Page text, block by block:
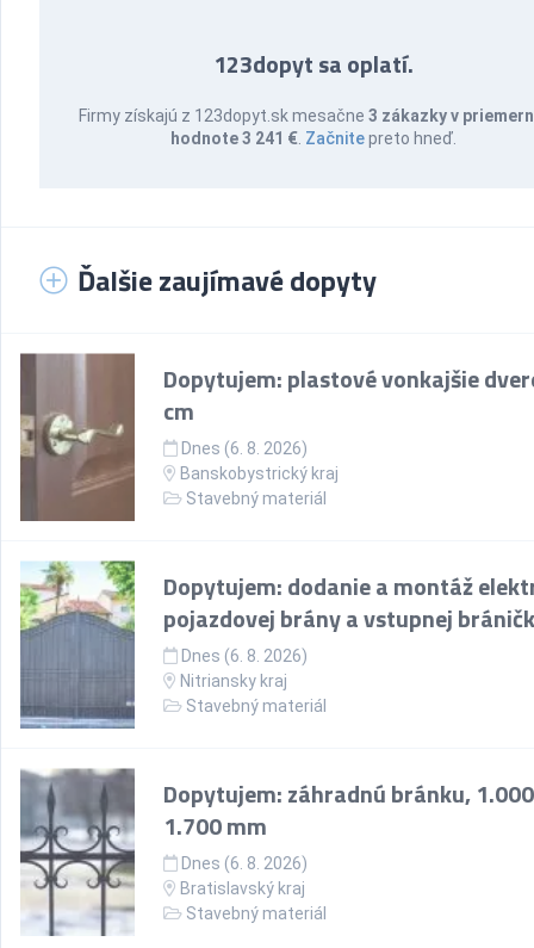
123dopyt sa oplatí.
Firmy získajú z 123dopyt.sk mesačne3 zákazky v
hodnote 3 241 € Začnitepreto hneď.
Ďalšie zaujímavé dopyty
Dopytujem: plastové vonkajšie
cm
Dnes (6. 8. 2026)
Banskobystrický kraj
Stavebný materiál
Dopytujem: dodanie a montáž
pojazdovej brány a vstupnej
Dnes (6. 8. 2026)
Nitriansky kraj
Stavebný materiál
Dopytujem: záhradnú bránku,
1.700 mm
Dnes (6. 8. 2026)
Bratislavský kraj
Stavebný materiál